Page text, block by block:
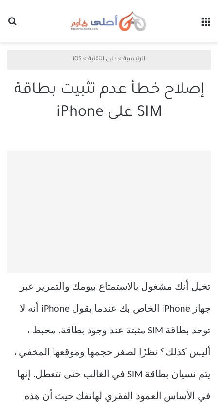
الرئيسية > دليل التقنية >
iOS
إصلاح خطأ عدم تثبيت بطاقة
SIM على iPhone
تخيل أنك مشغول بالاستمتاع بيومك والتمرير عبر
جهاز iPhone الخاص بك عندما يقول iPhone أنه لا
توجد بطاقة SIM مثبتة عند وجود بطاقة. محبط ،
أليس كذلك؟ نظرًا لصغر حجمها وموقعها المخفي ،
يتم نسيان بطاقة SIM في الغالب حتى تتعطل. إنها
في الأساس العمود الفقري لهاتفك حيث أن هذه